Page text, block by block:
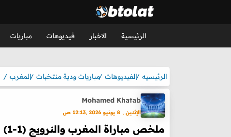
الرئيسية الاخبار فيديوهات مباريات
الرئيسيه الفيديوهات مباريات ودية منتخبات المغرب
Mohamed Khatab
الإثنين , 8 يونيو 2026 ,12:13 ص
ملخص مباراة المغرب والنرويج (1-1) مباراة ودية